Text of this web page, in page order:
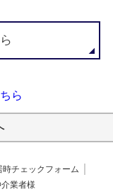
ら
時チェックフォーム
業者様